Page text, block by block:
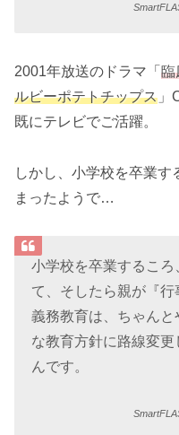
2001年放送のドラマ「 臨
ルビーポテトチップス
既にテレビでご活躍。
しかし、小学校を卒業す
まったようで…
小学校を卒業するこ
て、そしたら親が『行
義務教育は、ちゃん
な教育方針に路線変
んです。